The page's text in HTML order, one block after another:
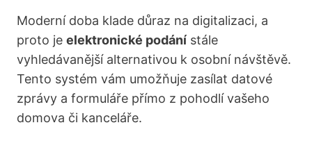
Moderní doba klade důraz na digitalizaci, a
proto je elektronické podání stále
vyhledávanější alternativou k osobní návštěvě.
Tento systém vám umožňuje zasílat datové
zprávy a formuláře přímo z pohodlí vašeho
domova či kanceláře.